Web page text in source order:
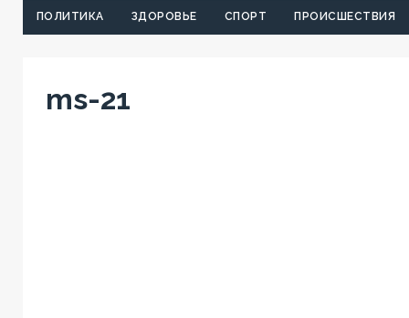
ПОЛИТИКА ЗДОРОВЬЕ СПОРТ ПРОИСШЕСТВИЯ
ms-21